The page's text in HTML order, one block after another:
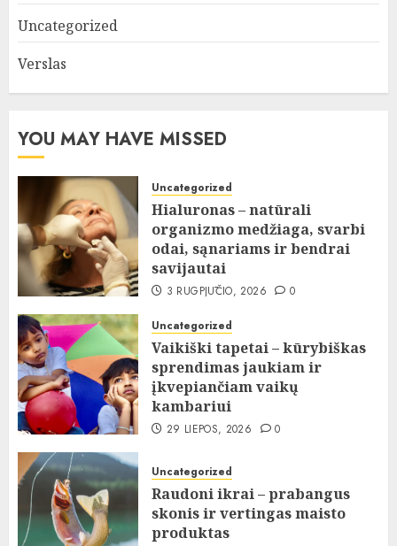
Uncategorized
Verslas
YOU MAY HAVE MISSED
Uncategorized
Hialuronas – natūrali
organizmo medžiaga, svarbi
odai, sąnariams ir bendrai
savijautai
3 RUGPJŪČIO, 2026 0
Uncategorized
Vaikiški tapetai – kūrybiškas
sprendimas jaukiam ir
įkvepiančiam vaikų
kambariui
29 LIEPOS, 2026 0
Uncategorized
Raudoni ikrai – prabangus
skonis ir vertingas maisto
produktas